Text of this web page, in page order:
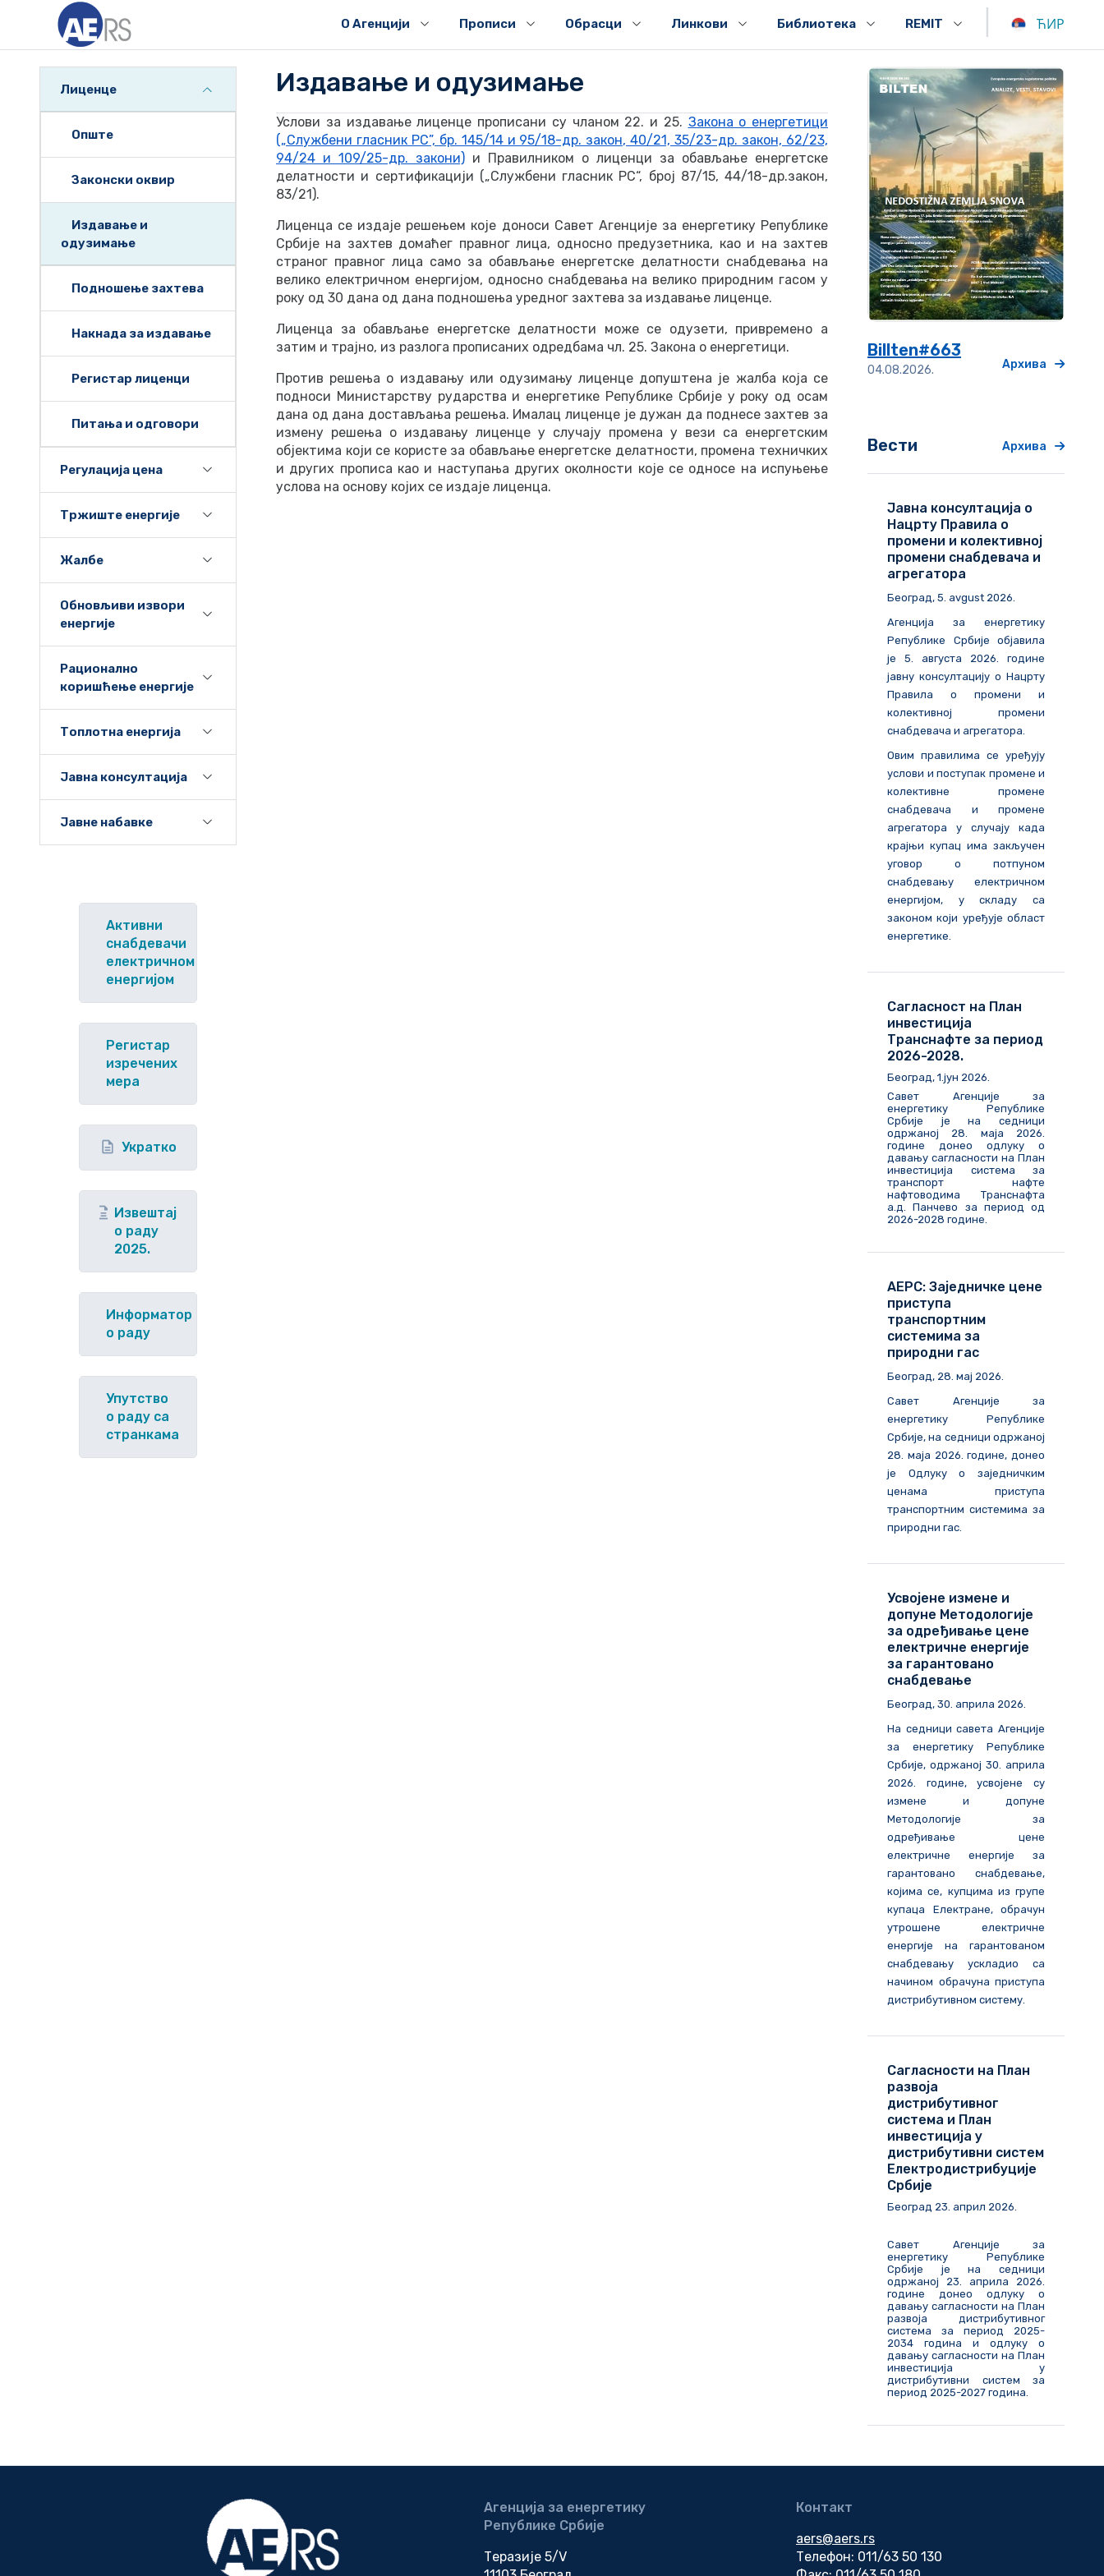
О Агенцији Прописи Обрасци Линкови Библиотека REMIT | ЋИР
Лиценце
Опште
Законски оквир
Издавање и
одузимање
Подношење захтева
Накнада за издавање
Регистар лиценци
Питања и одговори
Регулација цена
Тржиште енергије
Жалбе
Обновљиви извори
енергије
Рационално
коришћење енергије
Топлотна енергија
Јавна консултација
Јавне набавке
Активни
снабдевачи
електричном
енергијом
Регистар
изречених
мера
Укратко
Извештај
о раду
2025.
Информатор
о раду
Упутство
o раду са
странкама
Издавање и одузимање
Услови за издавање лиценце прописани су чланом 22. и 25. Закона о енергетици
(„Службени гласник РС”, бр. 145/14 и 95/18-др. закон, 40/21, 35/23-др. закон, 62/23,
94/24 и 109/25-др. закони) и Правилником о лиценци за обављање енергетске
делатности и сертификацији („Службени гласник РС“, број 87/15, 44/18-др.закон,
83/21).
Лиценца се издаје решењем које доноси Савет Агенције за енергетику Републике
Србије на захтев домаћeг правног лица, односно предузетника, као и на захтев
страног правног лица само за обављање енергетске делатности снабдевања на
велико електричном енергијом, односно снабдевања на велико природним гасом у
року од 30 дана од дана подношења уредног захтева за издавање лиценце.
Лиценца за обављање енергетске делатности може се одузети, привремено а
затим и трајно, из разлога прописаних одредбама чл. 25. Закона о енергетици.
Против решења о издавању или одузимању лиценце допуштена је жалба која се
подноси Министарству рударства и енергетике Републике Србије у року од осам
дана од дана достављања решења. Ималац лиценце је дужан да поднесе захтев за
измену решења о издавању лиценце у случају промена у вези са енергетским
објектима који се користе за обављање енергетске делатности, промена техничких
и других прописа као и наступања других околности које се односе на испуњење
услова на основу којих се издаје лиценца.
Billten#663
04.08.2026. Архива
Вести Архива
Јавна консултација о
Нацрту Правила о
промени и колективној
промени снабдевача и
агрегатора
Београд, 5. avgust 2026.
Агенција за енергетику
Републике Србије објавила
је 5. августа 2026. године
јавну консултацију о Нацрту
Правила о промени и
колективној промени
снабдевача и агрегатора.
Овим правилима се уређују
услови и поступак промене и
колективне промене
снабдевача и промене
агрегатора у случају када
крајњи купац има закључен
уговор о потпуном
снабдевању електричном
енергијом, у складу са
законом који уређује област
енергетике.
Сагласност на План
инвестиција
Транснафте за период
2026-2028.
Београд, 1.јун 2026.
Савет Агенције за
енергетику Републике
Србије је на седници
одржаној 28. маја 2026.
године донео одлуку о
давању сагласности на План
инвестиција система за
транспорт нафте
нафтоводима Транснафта
а.д. Панчево за период од
2026-2028 године.
АЕРС: Заједничке цене
приступа
транспортним
системима за
природни гас
Београд, 28. мај 2026.
Савет Агенције за
енергетику Републике
Србије, на седници одржаној
28. маја 2026. године, донео
је Одлуку о заједничким
ценама приступа
транспортним системима за
природни гас.
Усвојене измене и
допуне Методологије
за одређивање цене
електричне енергије
за гарантовано
снабдевање
Београд, 30. априла 2026.
На седници савета Агенције
за енергетику Републике
Србије, одржаној 30. априла
2026. године, усвојене су
измене и допуне
Методологије за
одређивање цене
електричне енергије за
гарантовано снабдевање,
којима се, купцима из групе
купаца Електране, обрачун
утрошене електричне
енергије на гарантованом
снабдевању ускладио са
начином обрачуна приступа
дистрибутивном систему.
Сагласности на План
развоја
дистрибутивног
система и План
инвестиција у
дистрибутивни систем
Електродистрибуције
Србије
Београд 23. април 2026.
Савет Агенције за
енергетику Републике
Србије је на седници
одржаној 23. априла 2026.
године донео одлуку о
давању сагласности на План
развоја дистрибутивног
система за период 2025-
2034 година и одлуку о
давању сагласности на План
инвестиција у
дистрибутивни систем за
период 2025-2027 година.
Агенција за енергетику
Републике Србије
Теразије 5/V
Контакт
aers@aers.rs
Телефон: 011/63 50 130